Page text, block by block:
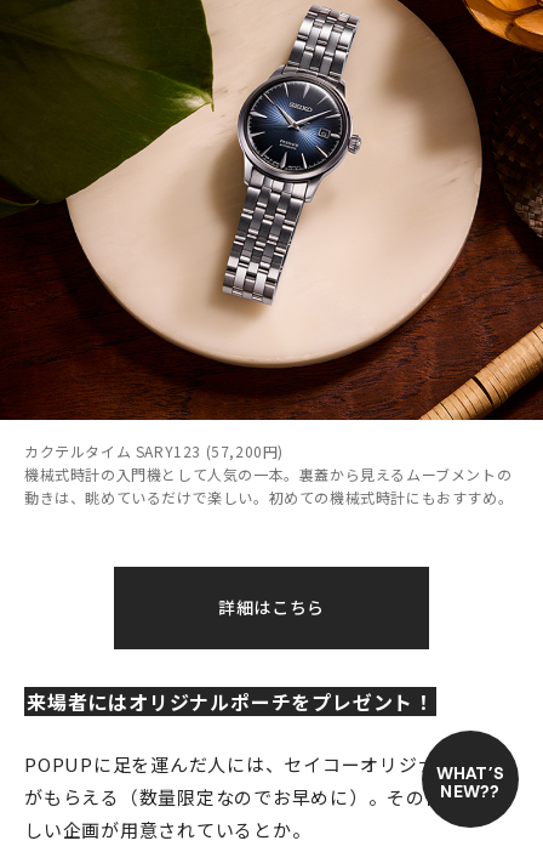
WHAT’S
NEW??
カクテルタイム SARY123 (57,200円)
機械式時計の入門機として人気の一本。裏蓋から見えるムーブメントの
動きは、眺めているだけで楽しい。初めての機械式時計にもおすすめ。
詳細はこちら
来場者にはオリジナルポーチをプレゼント！
POPUPに足を運んだ人には、セイコーオリジナルポーチ
がもらえる（数量限定なのでお早めに）。その他にも楽
しい企画が用意されているとか。